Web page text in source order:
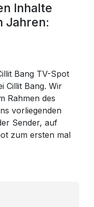
Inhalte
Jahren:
Bang TV-Spot
Cillit Bang. Wir
Rahmen des
vorliegenden
Sender, auf
zum ersten mal